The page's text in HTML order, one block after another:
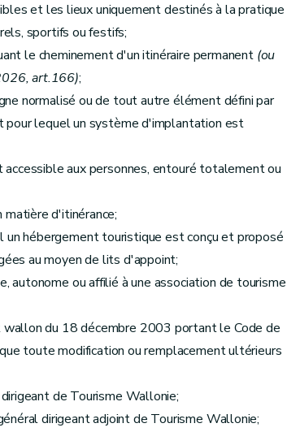
pour tous
de camp
en cours sur retraits, refus, dérogations, recours
et les lieux uniquement destinés à la pratique
sportifs ou festifs;
le cheminement d'un itinéraire permanent (ou
art.166);
normalisé ou de tout autre élément défini par
pour lequel un système d'implantation est
aux personnes, entouré totalement ou
matière d'itinérance;
un hébergement touristique est conçu et proposé
au moyen de lits d'appoint;
autonome ou affilié à une association de tourisme
wallon du 18 décembre 2003 portant le Code de
toute modification ou remplacement ultérieurs
de Tourisme Wallonie;
dirigeant adjoint de Tourisme Wallonie;